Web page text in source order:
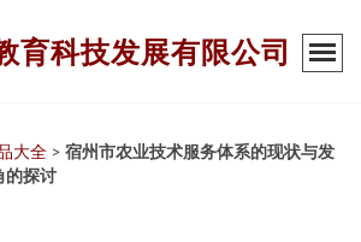
育科技发展有限公司
大全 > 宿州市农业技术服务体系的现状与发
的探讨